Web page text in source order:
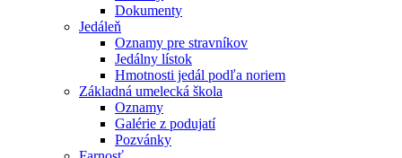
Dokumenty
Jedáleň
Oznamy pre stravníkov
Jedálny lístok
Hmotnosti jedál podľa noriem
Základná umelecká škola
Oznamy
Galérie z podujatí
Pozvánky